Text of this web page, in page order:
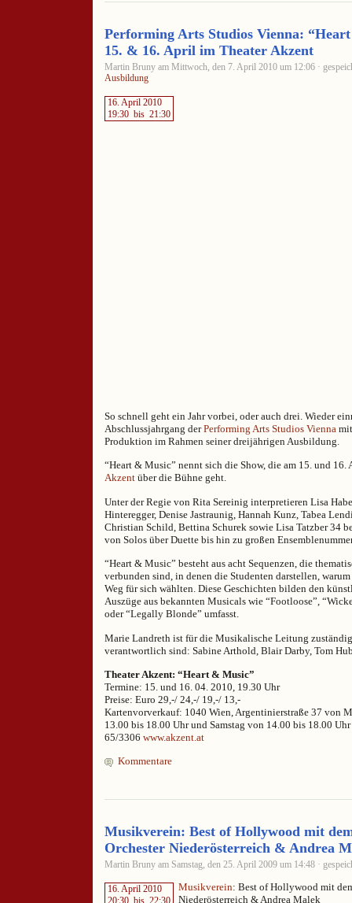
Performing Arts Studios Vienna:
15. & 16. April im Theater Akzent
Martin Bruny am Mittwoch, den 7. April 2010 um 12:06 ·
Ausbildung
16. April 2010
19:30 bis 21:30
So schnell geht ein Jahr vorbei, oder auch drei. Wieder
Abschlussjahrgang derPerforming Arts Studios Vienna
Produktion im Rahmen seiner dreijährigen Ausbildung.
“Heart & Music” nennt sich die Show, die am 15. und
Akzent über die Bühne geht.
Unter der Regie von Rita Sereinig interpretieren Lisa
Hinteregger, Denise Jastraunig, Hannah Kunz, Tabea
Christian Schild, Bettina Schurek sowie Lisa Tatzber 34
von Solos über Duette bis hin zu großen
“Heart & Music” besteht aus acht Sequenzen, die
verbunden sind, in denen die Studenten darstellen,
Weg für sich wählten. Diese Geschichten bilden den
Auszüge aus bekannten Musicals wie “Footloose”,
oder “Legally Blonde” umfasst.
Marie Landreth ist für die Musikalische Leitung
verantwortlich sind: Sabine Arthold, Blair Darby, Tom
Theater Akzent: “Heart & Music”
Termine: 15. und 16. 04. 2010, 19.30 Uhr
Preise: Euro 29,-/ 24,-/ 19,-/ 13,-
Kartenvorverkauf: 1040 Wien, Argentinierstraße 37 von
13.00 bis 18.00 Uhr und Samstag von 14.00 bis 18.00
65/3306 www.akzent.at
Kommentare
Musikverein: Best of Hollywood mit
Orchester Niederösterreich & Andrea
Martin Bruny am Samstag, den 25. April 2009 um 14:48 ·
16. April 2010
20:30 bis 22:30
Musikverein: Best of Hollywood mit
Niederösterreich & Andrea Malek